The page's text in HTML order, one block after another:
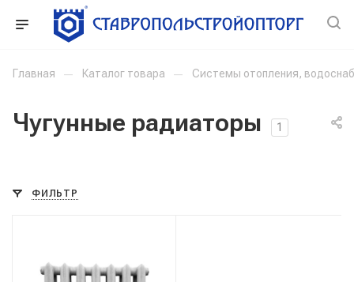
Главная — Каталог товара — Системы отопления,
Чугунные радиаторы 1
ФИЛЬТР